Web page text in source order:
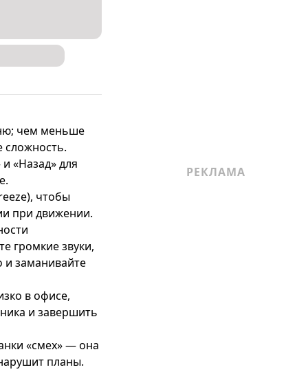
чем меньше
«Назад» для
чтобы
при движении.
громкие звуки,
и заманивайте
в офисе,
и завершить
«смех» — она
планы.